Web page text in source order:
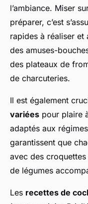
l’ambiance. Miser
préparer, c’est
rapides à réaliser et
des amuses-
des plateaux de
de charcuteries.
Il est également
variées pour plaire
adaptés aux
garantissent que
avec des
de légumes
Les recettes de